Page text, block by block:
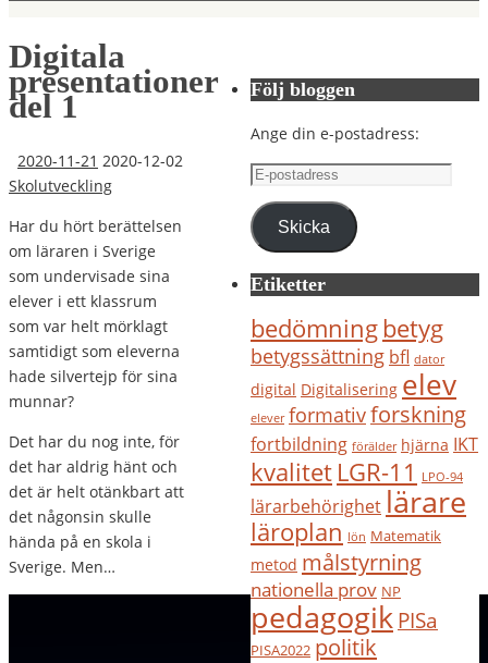
Digitala
presentationer
del 1
2020-11-21 2020-12-02
Skolutveckling
Har du hört berättelsen
om läraren i Sverige
som undervisade sina
elever i ett klassrum
som var helt mörklagt
samtidigt som eleverna
hade silvertejp för sina
munnar?
Det har du nog inte, för
det har aldrig hänt och
det är helt otänkbart att
det någonsin skulle
hända på en skola i
Sverige. Men…
Följ bloggen
Ange din e-postadress:
E-
postadress
Skicka
Etiketter
bedömningbetyg
betygssättning bfl dator
digital Digitalisering elev
elever formativforskning
fortbildning förälder hjärna IKT
kvalitet LGR-11 LPO-94
lärarbehörighet lärare
läroplan lön Matematik
metod målstyrning
nationella prov NP
pedagogikPISa
PISA2022 politik